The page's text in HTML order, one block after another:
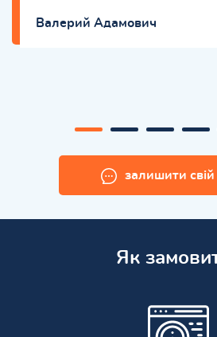
Валерий Адамович
залишити свій
Як